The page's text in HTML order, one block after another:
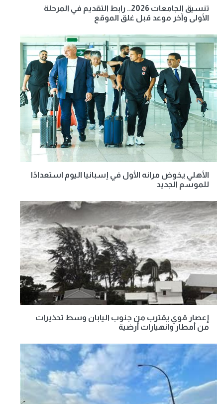
تنسيق الجامعات 2026.. رابط التقديم في المرحلة
الأولى وآخر موعد قبل غلق الموقع
الأهلي يخوض مرانه الأول في إسبانيا اليوم استعدادًا
للموسم الجديد
إعصار قوي يقترب من جنوب اليابان وسط تحذيرات
من أمطار وانهيارات أرضية